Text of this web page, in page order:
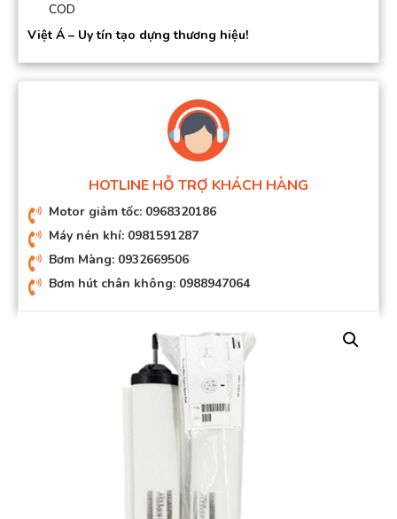
COD
Việt Á – Uy tín tạo dựng thương hiệu!
HOTLINE HỖ TRỢ KHÁCH HÀNG
Motor giảm tốc: 0968320186
Máy nén khí: 0981591287
Bơm Màng: 0932669506
Bơm hút chân không: 0988947064